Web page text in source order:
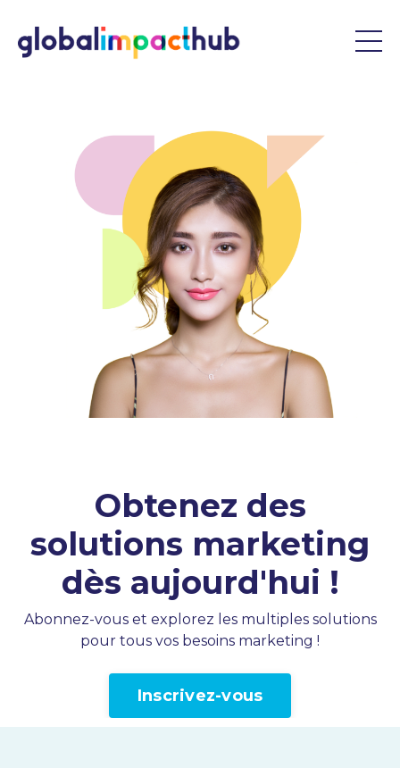
Obtenez des
solutions marketing
dès aujourd'hui !
Abonnez-vous et explorez les multiples solutions
pour tous vos besoins marketing !
Inscrivez-vous